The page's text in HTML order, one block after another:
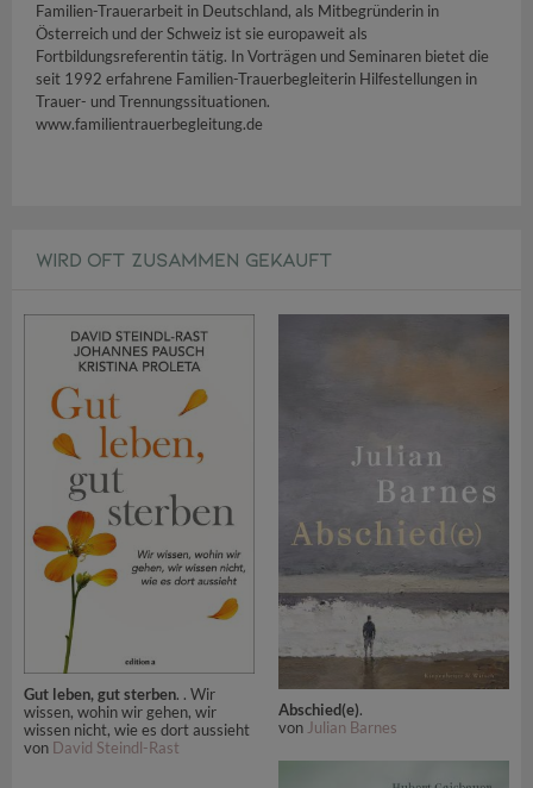
Familien-Trauerarbeit in Deutschland, als Mitbegründerin in
Österreich und der Schweiz ist sie europaweit als
Fortbildungsreferentin tätig. In Vorträgen und Seminaren bietet die
seit 1992 erfahrene Familien-Trauerbegleiterin Hilfestellungen in
Trauer- und Trennungssituationen.
www.familientrauerbegleitung.de
WIRD OFT ZUSAMMEN GEKAUFT
Gut leben, gut sterben. . Wir
wissen, wohin wir gehen, wir
wissen nicht, wie es dort aussieht
von David Steindl-Rast
Abschied(e).
von Julian Barnes